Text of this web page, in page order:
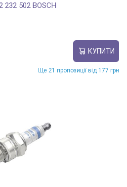
232 502 BOSCH
КУПИТИ
Ще 21 пропозиції від 177 грн